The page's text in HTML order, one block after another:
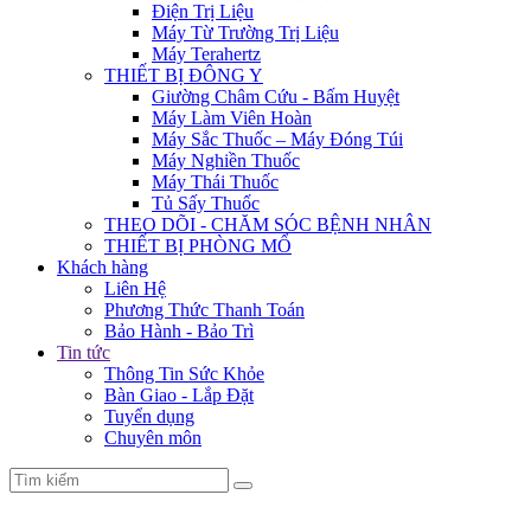
Điện Trị Liệu
Máy Từ Trường Trị Liệu
Máy Terahertz
THIẾT BỊ ĐÔNG Y
Giường Châm Cứu - Bấm Huyệt
Máy Làm Viên Hoàn
Máy Sắc Thuốc – Máy Đóng Túi
Máy Nghiền Thuốc
Máy Thái Thuốc
Tủ Sấy Thuốc
THEO DÕI - CHĂM SÓC BỆNH NHÂN
THIẾT BỊ PHÒNG MỔ
Khách hàng
Liên Hệ
Phương Thức Thanh Toán
Bảo Hành - Bảo Trì
Tin tức
Thông Tin Sức Khỏe
Bàn Giao - Lắp Đặt
Tuyển dụng
Chuyên môn